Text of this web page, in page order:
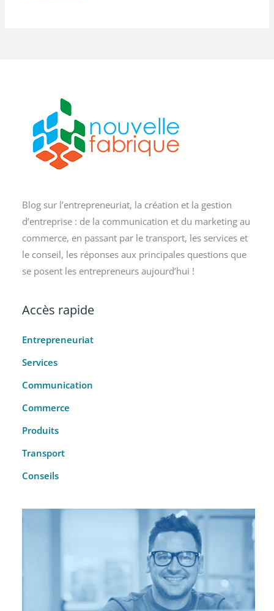
Blog sur l’entrepreneuriat, la création et la gestion
d’entreprise : de la communication et du marketing au
commerce, en passant par le transport, les services et
le conseil, les réponses aux principales questions que
se posent les entrepreneurs aujourd’hui !
Accès rapide
Entrepreneuriat
Services
Communication
Commerce
Produits
Transport
Conseils